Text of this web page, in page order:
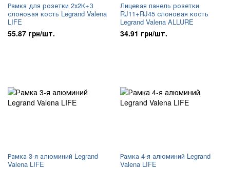
Рамка для розетки 2х2К+З
слоновая кость Legrand Valena
LIFE
55.87 грн/шт.
Лицевая панель розетки
RJ11+RJ45 слоновая кость
Legrand Valena ALLURE
34.91 грн/шт.
Рамка 3-я алюминий Legrand
Valena LIFE
Рамка 4-я алюминий Legrand
Valena LIFE